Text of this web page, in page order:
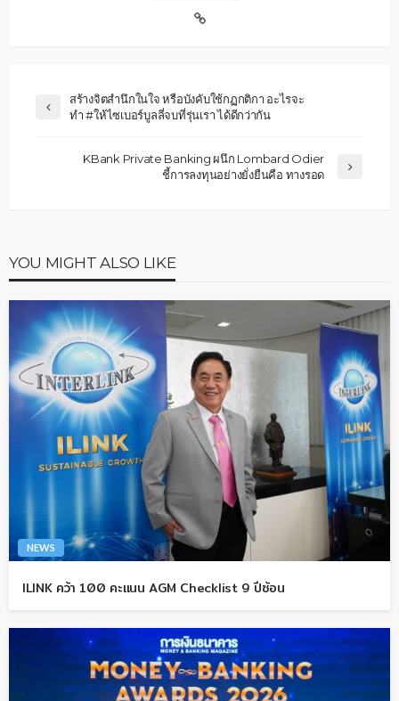
สร้างจิตสำนึกในใจ หรือบังคับใช้กฏกติกา อะไรจะ
ทำ #ให้ไซเบอร์บูลลี่จบที่รุ่นเรา ได้ดีกว่ากัน
KBank Private Banking ผนึก Lombard Odier
ชี้การลงทุนอย่างยั่งยืนคือ ทางรอด
YOU MIGHT ALSO LIKE
NEWS
ILINK คว้า 100 คะแนน AGM Checklist 9 ปีซ้อน